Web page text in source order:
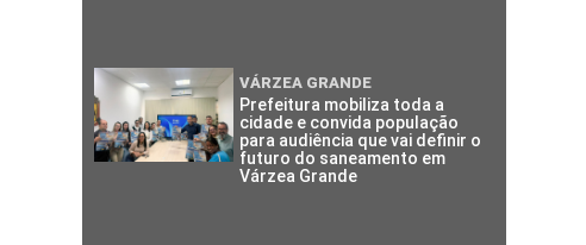
VÁRZEA GRANDE
Prefeitura mobiliza toda a
cidade e convida população
para audiência que vai definir o
futuro do saneamento em
Várzea Grande